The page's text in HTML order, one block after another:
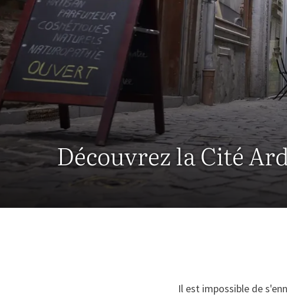
Découvrez la Cité
Il est impossible de